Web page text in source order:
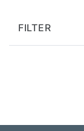
FILTER